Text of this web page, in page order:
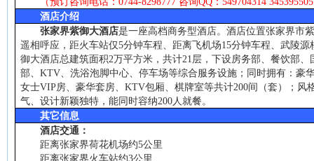
酒店介绍
张家界紫御大酒店是一座高档商务型酒店。酒店位置张家界市
遥相呼应，距火车站仅5分钟车程、距离飞机场15分钟车程、武陵源
御大酒店总建筑面积2万平方米，共计21 层，下设房务部、餐饮部
部、KTV 、洗浴泡脚中心、停车场等综合服务设施；同时拥有：豪
女士VIP房、豪华套房、KTV包厢、棋牌室等共计200间（套）；风
气、设计新颖独特，能同时容纳200人就餐。
其它信息
酒店交通：
距离张家界荷花机场约5公里
距离张家界火车站约3公里